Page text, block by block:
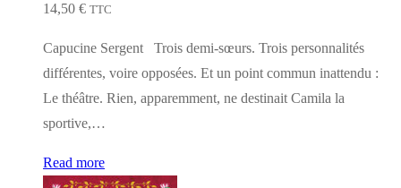
14,50 € TTC
Capucine Sergent Trois demi-sœurs. Trois personnalités
différentes, voire opposées. Et un point commun inattendu :
Le théâtre. Rien, apparemment, ne destinait Camila la
sportive,…
Read more